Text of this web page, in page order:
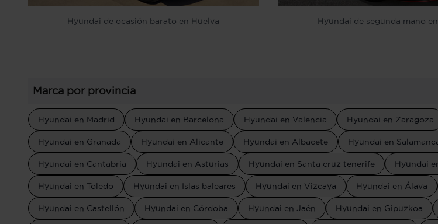
Hyundai de ocasión barato en Huelva Hyundai de segunda mano
Marca por provincia
Hyundai en Madrid Hyundai en Barcelona Hyundai en Valencia Hyundai en Zaragoza
Hyundai en Granada Hyundai en Alicante Hyundai en Albacete Hyundai en
Hyundai en Cantabria Hyundai en Asturias Hyundai en Santa cruz tenerife Hyundai
Hyundai en Toledo Hyundai en Islas baleares Hyundai en Vizcaya Hyundai en Álava
Hyundai en Castellón Hyundai en Córdoba Hyundai en Jaén Hyundai en Gipuzkoa